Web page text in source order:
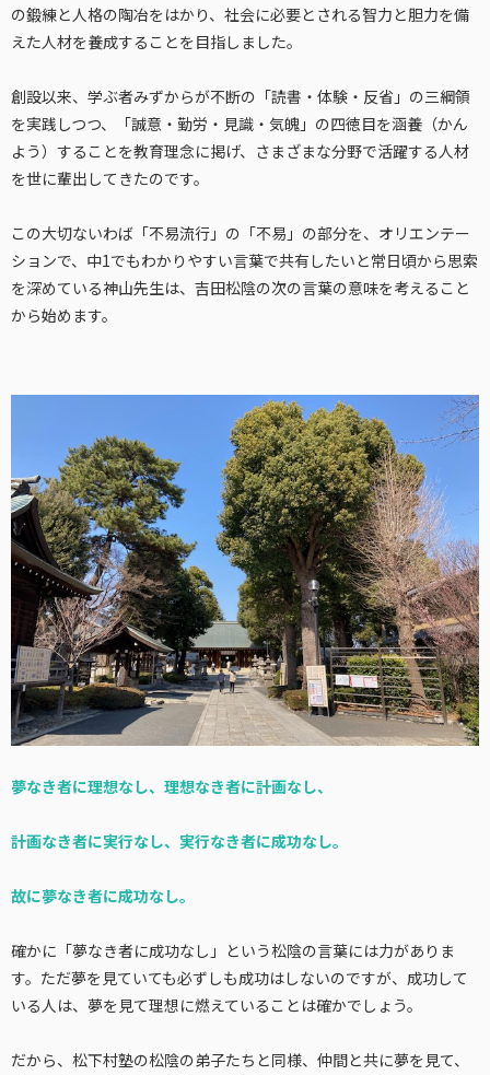
の鍛練と人格の陶冶をはかり、社会に必要とされる智力と胆力を備
えた人材を養成することを目指しました。
創設以来、学ぶ者みずからが不断の「読書・体験・反省」の三綱領
を実践しつつ、「誠意・勤労・見識・気魄」の四徳目を涵養（かん
よう）することを教育理念に掲げ、さまざまな分野で活躍する人材
を世に輩出してきたのです。
この大切ないわば「不易流行」の「不易」の部分を、オリエンテー
ションで、中1でもわかりやすい言葉で共有したいと常日頃から思索
を深めている神山先生は、吉田松陰の次の言葉の意味を考えること
から始めます。
夢なき者に理想なし、理想なき者に計画なし、
計画なき者に実行なし、実行なき者に成功なし。
故に夢なき者に成功なし。
確かに「夢なき者に成功なし」という松陰の言葉には力がありま
す。ただ夢を見ていても必ずしも成功はしないのですが、成功して
いる人は、夢を見て理想に燃えていることは確かでしょう。
だから、松下村塾の松陰の弟子たちと同様、仲間と共に夢を見て、